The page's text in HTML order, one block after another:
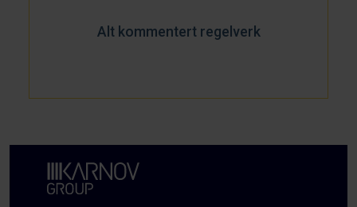
Alt kommentert regelverk